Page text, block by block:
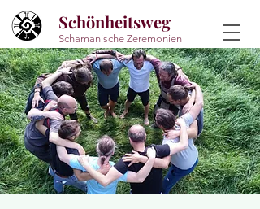
Schönheitsweg
Schamanische Zeremonien